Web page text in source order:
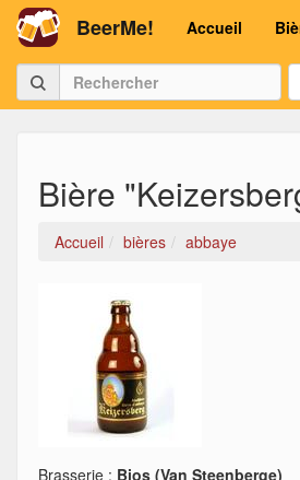
BeerMe! Accueil
Bière
Accueil bières abbaye
Brasserie : Bios (Van Steenberge)